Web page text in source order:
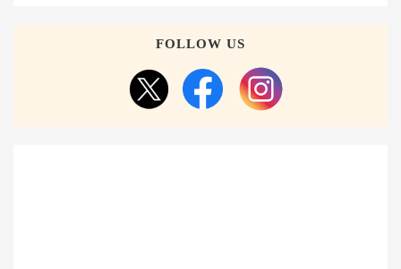
FOLLOW US